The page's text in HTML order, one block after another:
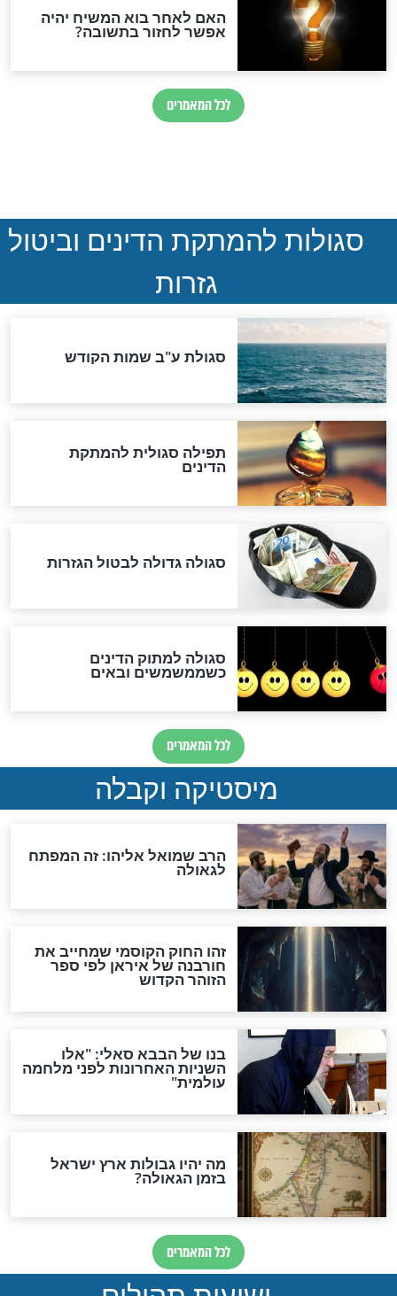
המסמך האבוד שנחשף
לכל המאמרים
אחרית הימים
האם אפשר לחשב את הקץ?
מה יהיה בימות המשיח?
"לפני הגאולה תהיה אפיקורסות
והכחשה גדולה מאוד של
האמונה"
האם לאחר בוא המשיח יהיה
אפשר לחזור בתשובה?
לכל המאמרים
להמתקת הדינים וביטול
גזרות
סגולת ע"ב שמות הקודש